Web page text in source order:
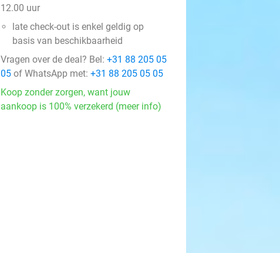
12.00 uur
late check-out is enkel geldig op
basis van beschikbaarheid
Vragen over de deal? Bel: +31 88 205 05
05 of WhatsApp met: +31 88 205 05 05
Koop zonder zorgen, want jouw
aankoop is 100% verzekerd (meer info)